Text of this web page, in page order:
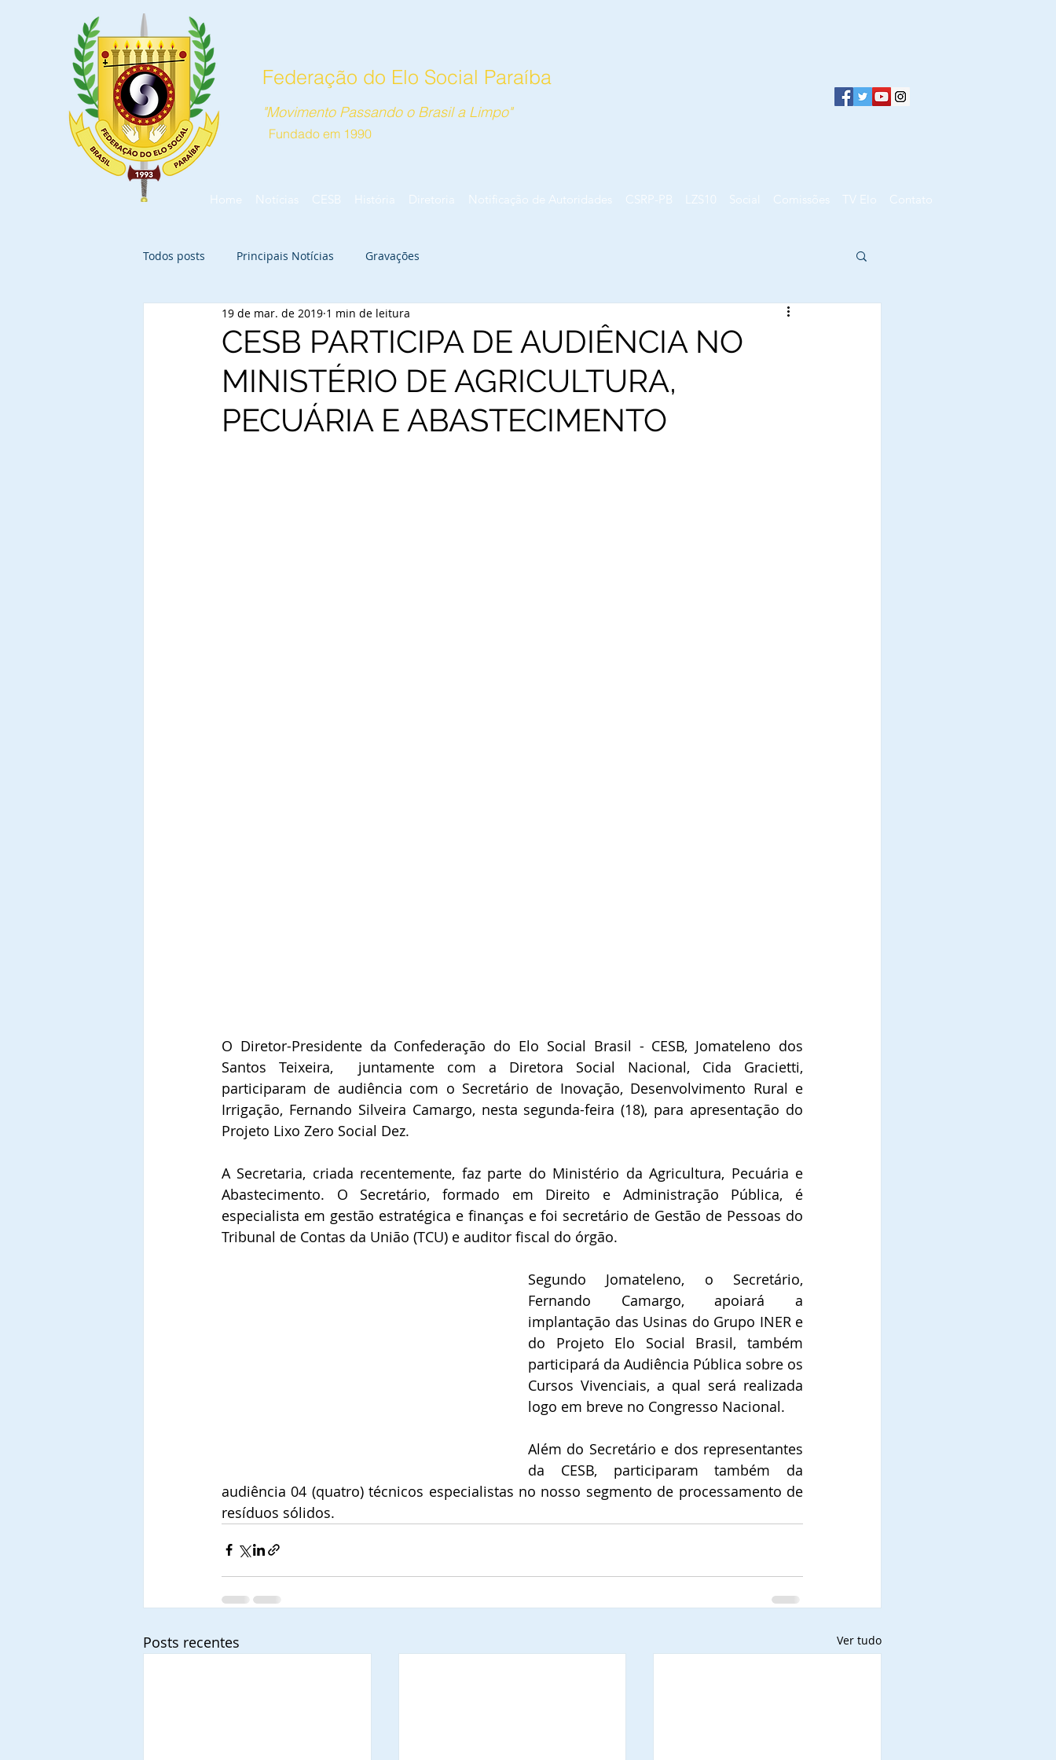
Federação do Elo Social Paraíba
"Movimento Passando o Brasil a Limpo"
Fundado em 1990
Home Notícias CESB História Diretoria Notificação de Autoridades CSRP-PB LZS10 Social Comissões TV Elo Contato
Todos posts Principais Notícias Gravações
CESB PARTICIPA DE AUDIÊNCIA NO
MINISTÉRIO DE AGRICULTURA,
PECUÁRIA E ABASTECIMENTO
19 de mar. de 2019 1 min de leitura
O Diretor-Presidente da Confederação do Elo Social Brasil - CESB, Jomateleno dos
Santos Teixeira,  juntamente com a Diretora Social Nacional, Cida Gracietti,
participaram de audiência com o Secretário de Inovação, Desenvolvimento Rural e
Irrigação, Fernando Silveira Camargo, nesta segunda-feira (18), para apresentação do
Projeto Lixo Zero Social Dez.
A Secretaria, criada recentemente, faz parte do Ministério da Agricultura, Pecuária e
Abastecimento. O Secretário, formado em Direito e Administração Pública, é
especialista em gestão estratégica e finanças e foi secretário de Gestão de Pessoas do
Tribunal de Contas da União (TCU) e auditor fiscal do órgão.
Segundo Jomateleno, o Secretário,
Fernando Camargo, apoiará a
implantação das Usinas do Grupo INER e
do Projeto Elo Social Brasil, também
participará da Audiência Pública sobre os
Cursos Vivenciais, a qual será realizada
logo em breve no Congresso Nacional.
Além do Secretário e dos representantes
da CESB, participaram também da
audiência 04 (quatro) técnicos especialistas no nosso segmento de processamento de
resíduos sólidos.
Posts recentes Ver tudo